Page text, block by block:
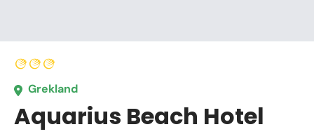
Grekland
Aquarius Beach Hotel